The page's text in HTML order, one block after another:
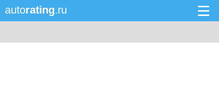
autorating.ru